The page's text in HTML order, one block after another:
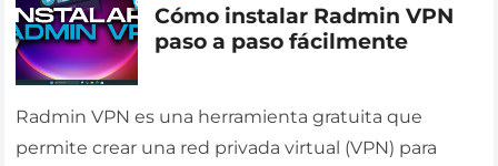
Cómo instalar Radmin VPN
paso a paso fácilmente
Radmin VPN es una herramienta gratuita que
permite crear una red privada virtual (VPN) para